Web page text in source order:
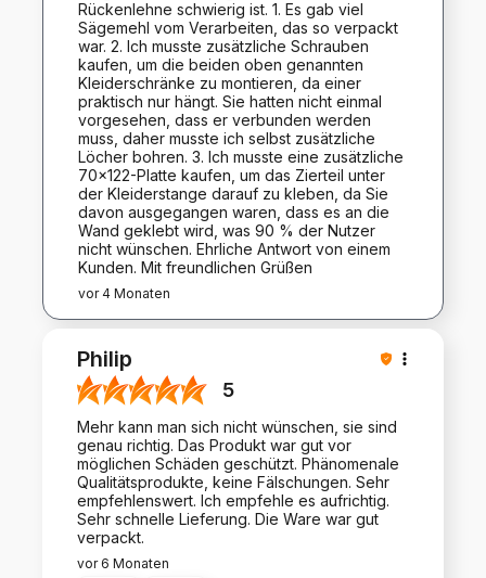
Rückenlehne schwierig ist. 1. Es gab viel
Sägemehl vom Verarbeiten, das so verpackt
war. 2. Ich musste zusätzliche Schrauben
kaufen, um die beiden oben genannten
Kleiderschränke zu montieren, da einer
praktisch nur hängt. Sie hatten nicht einmal
vorgesehen, dass er verbunden werden
muss, daher musste ich selbst zusätzliche
Löcher bohren. 3. Ich musste eine zusätzliche
70x122-Platte kaufen, um das Zierteil unter
der Kleiderstange darauf zu kleben, da Sie
davon ausgegangen waren, dass es an die
Wand geklebt wird, was 90 % der Nutzer
nicht wünschen. Ehrliche Antwort von einem
Kunden. Mit freundlichen Grüßen
vor 4 Monaten
Philip
5
Mehr kann man sich nicht wünschen, sie sind
genau richtig. Das Produkt war gut vor
möglichen Schäden geschützt. Phänomenale
Qualitätsprodukte, keine Fälschungen. Sehr
empfehlenswert. Ich empfehle es aufrichtig.
Sehr schnelle Lieferung. Die Ware war gut
verpackt.
vor 6 Monaten